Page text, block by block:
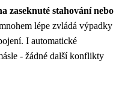
zaseknuté stahování nebo
lépe zvládá výpadky
I automatické
- žádné další konflikty